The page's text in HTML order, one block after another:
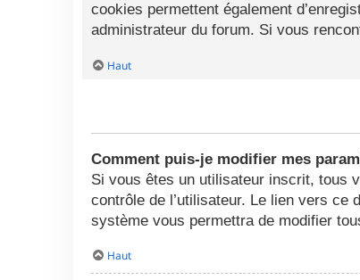
cookies permettent également
administrateur du forum. Si vous
Haut
Comment puis-je modifier mes
Si vous êtes un utilisateur inscrit, tous
contrôle de l’utilisateur. Le lien vers ce
système vous permettra de modifier
Haut